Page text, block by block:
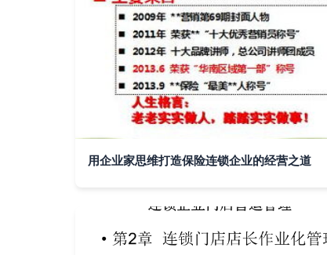
用企业家思维打造保险连锁企业的经营之道